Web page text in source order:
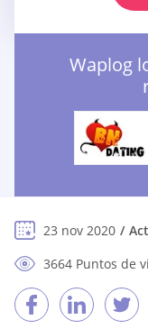
Waplog
23 nov 2020
3664 Puntos de